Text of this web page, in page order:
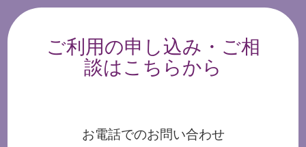
ご利用の申し込み・ご相
談はこちらから
お電話でのお問い合わせ